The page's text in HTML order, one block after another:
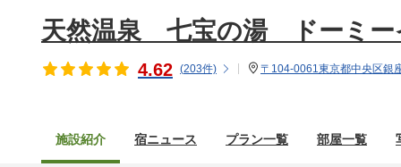
天然温泉 七宝の湯 ドーミー
4.62 (203件) 〒104-0061東京都中央区銀
施設紹介 宿ニュース プラン一覧 部屋一覧